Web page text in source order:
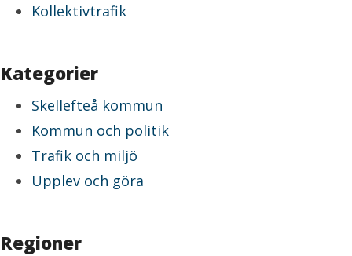
Kollektivtrafik
Kategorier
Skellefteå kommun
Kommun och politik
Trafik och miljö
Upplev och göra
Regioner